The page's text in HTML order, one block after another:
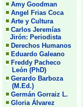
Amy Goodman
Angel Frias Coca
Arte y Cultura
Carlos Jeremías
Jirón: Periodista
Derechos Humanos
Eduardo Galeano
Freddy Pacheco
León (PhD)
Gerardo Barboza
(M.Ed.)
Germán Gorraiz L.
Gloria Álvarez